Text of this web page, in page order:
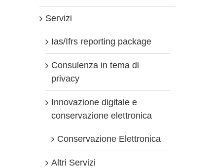
Servizi
Ias/Ifrs reporting package
Consulenza in tema di
privacy
Innovazione digitale e
conservazione elettronica
Conservazione Elettronica
Altri Servizi